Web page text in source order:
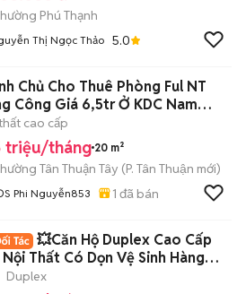
Phú Thạnh
Thị Ngọc Thảo 5.0
Chủ Cho Thuê Phòng Ful NT
Công Giá 6,5tr Ở KDC Nam
Q.7
cao cấp
triệu/tháng 20 m²
Tân Thuận Tây (P. Tân Thuận mới)
Phi Nguyễn853 1 đã bán
💥Căn Hộ Duplex Cao Cấp
Nội Thất Có Dọn Vệ Sinh Hàng
Free
Duplex